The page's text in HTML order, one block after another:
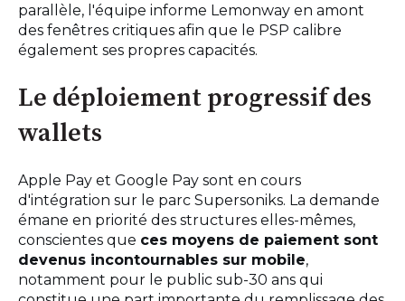
parallèle, l'équipe informe Lemonway en amont
des fenêtres critiques afin que le PSP calibre
également ses propres capacités.
Le déploiement progressif des
wallets
Apple Pay et Google Pay sont en cours
d'intégration sur le parc Supersoniks. La demande
émane en priorité des structures elles-mêmes,
conscientes que ces moyens de paiement sont
devenus incontournables sur mobile,
notamment pour le public sub-30 ans qui